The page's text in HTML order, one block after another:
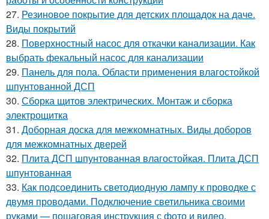
27. Резиновое покрытие для детских площадок на даче.
Виды покрытий
28. Поверхностный насос для откачки канализации. Как
выбрать фекальный насос для канализации
29. Панель для пола. Области применения влагостойкой
шпунтованной ДСП
30. Сборка щитов электрических. Монтаж и сборка
электрощитка
31. Доборная доска для межкомнатных. Виды доборов
для межкомнатных дверей
32. Плита ДСП шпунтованная влагостойкая. Плита ДСП
шпунтованная
33. Как подсоединить светодиодную лампу к проводке с
двумя проводами. Подключение светильника своими
руками — пошаговая инструкция с фото и видео.